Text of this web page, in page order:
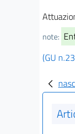
note:
(GU